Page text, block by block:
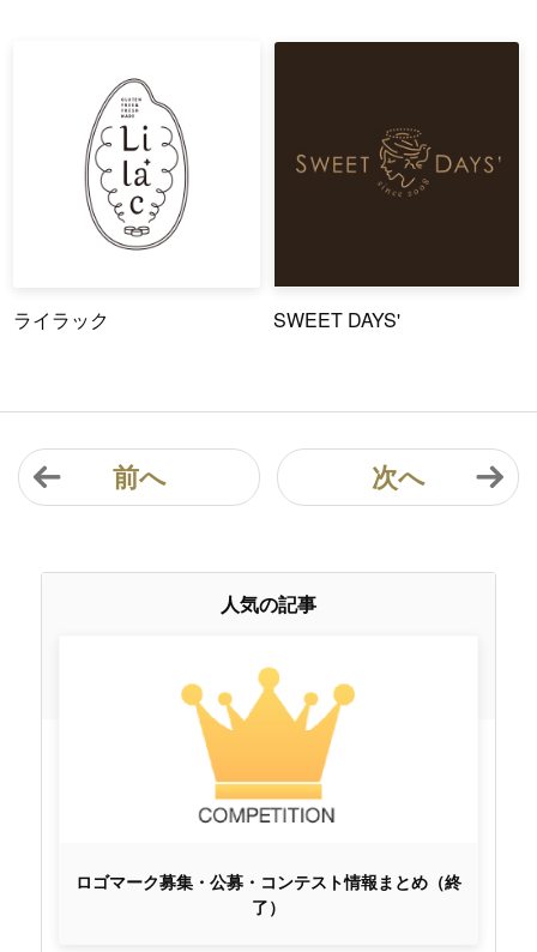
ライラック SWEET DAYS'
前へ 次へ
人気の記事
ロゴマーク募集・公募・コンテスト情報まとめ（終
了）